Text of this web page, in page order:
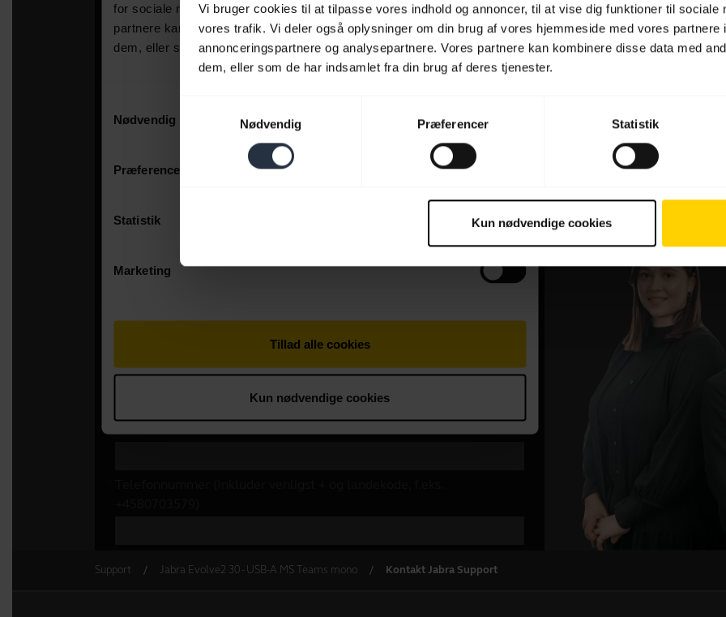
Vi bruger cookies til at tilpasse vores indhold og annoncer, til at vise dig funktioner til sociale
vores trafik. Vi deler også oplysninger om din brug af vores hjemmeside med vores partnere
annonceringspartnere og analysepartnere. Vores partnere kan kombinere disse data med
dem, eller som de har indsamlet fra din brug af deres tjenester.
Nødvendig
Præferencer Statistik
Kun nødvendige cookies
Support Jabra Evolve2 30 - USB-A MS Teams mono Kontakt Jabra Support